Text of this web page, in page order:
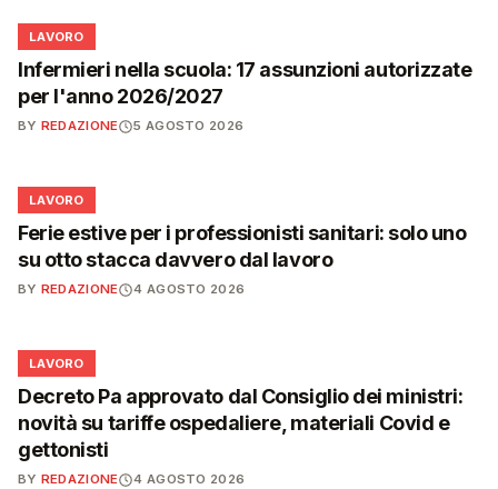
💼
LAVORO
Infermieri nella scuola: 17 assunzioni autorizzate
per l'anno 2026/2027
BY REDAZIONE 5 AGOSTO 2026
💼
LAVORO
Ferie estive per i professionisti sanitari: solo uno
su otto stacca davvero dal lavoro
BY REDAZIONE 4 AGOSTO 2026
💼
LAVORO
Decreto Pa approvato dal Consiglio dei ministri:
novità su tariffe ospedaliere, materiali Covid e
gettonisti
BY REDAZIONE 4 AGOSTO 2026